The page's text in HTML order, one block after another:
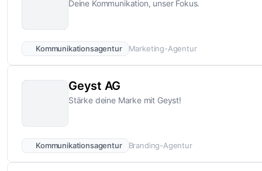
Deine Kommunikation, unser Fokus.
Kommunikationsagentur Marketing-Agentur
Geyst AG
Stärke deine Marke mit Geyst!
Kommunikationsagentur Branding-Agentur